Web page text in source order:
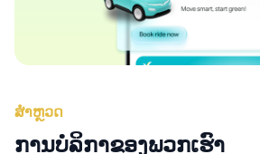
ສຳຫຼວດ
ການບໍລິກາຂອງພວກເຮົາ